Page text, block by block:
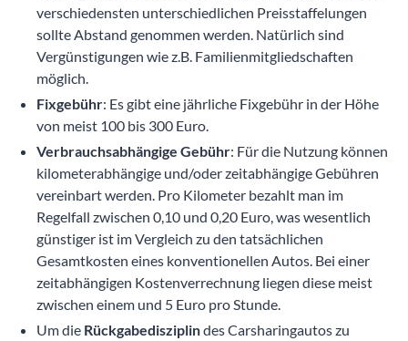
verschiedensten unterschiedlichen Preisstaffelungen
sollte Abstand genommen werden. Natürlich sind
Vergünstigungen wie z.B. Familienmitgliedschaften
möglich.
Fixgebühr: Es gibt eine jährliche Fixgebühr in der Höhe
von meist 100 bis 300 Euro.
Verbrauchsabhängige Gebühr: Für die Nutzung können
kilometerabhängige und/oder zeitabhängige Gebühren
vereinbart werden. Pro Kilometer bezahlt man im
Regelfall zwischen 0,10 und 0,20 Euro, was wesentlich
günstiger ist im Vergleich zu den tatsächlichen
Gesamtkosten eines konventionellen Autos. Bei einer
zeitabhängigen Kostenverrechnung liegen diese meist
zwischen einem und 5 Euro pro Stunde.
Um die Rückgabedisziplindes Carsharingautos zu